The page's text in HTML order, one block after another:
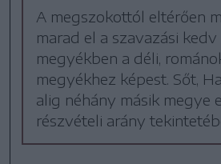
A megszokottól eltérően
marad el a szavazási
megyékben a déli,
megyékhez képest. Sőt,
alig néhány másik megye
részvételi arány